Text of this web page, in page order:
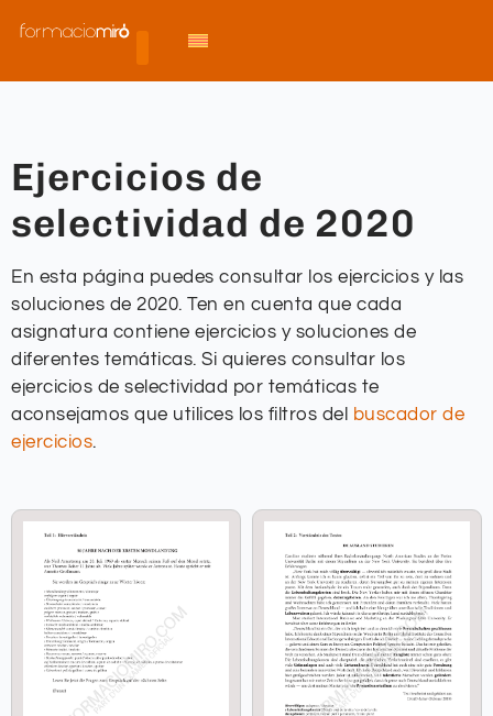
Ejercicios de
selectividad de 2020
En esta página puedes consultar los ejercicios y las
soluciones de 2020. Ten en cuenta que cada
asignatura contiene ejercicios y soluciones de
diferentes temáticas. Si quieres consultar los
ejercicios de selectividad por temáticas te
aconsejamos que utilices los filtros del
buscador de
ejercicios.